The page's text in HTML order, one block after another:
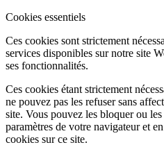
Cookies essentiels
Ces cookies sont strictement
services disponibles sur notre site
ses fonctionnalités.
Ces cookies étant strictement
ne pouvez pas les refuser sans
site. Vous pouvez les bloquer ou
paramètres de votre navigateur et
cookies sur ce site.